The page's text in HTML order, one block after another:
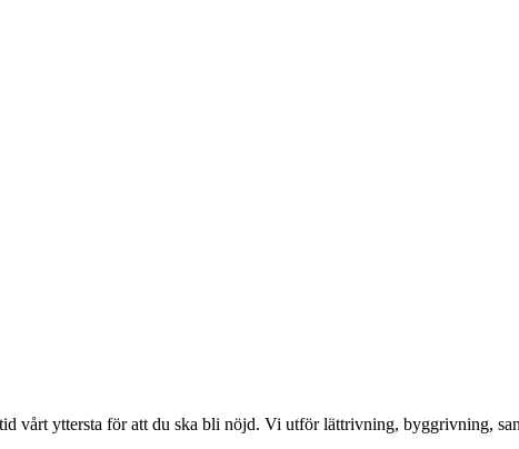
yttersta för att du ska bli nöjd. Vi utför lättrivning, byggrivning,